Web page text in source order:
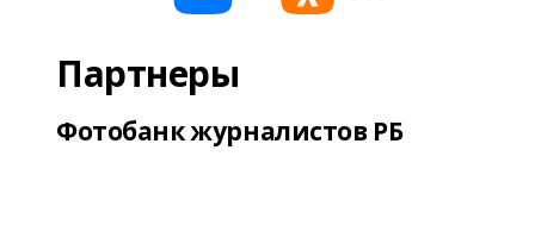
Партнеры
Фотобанк журналистов РБ